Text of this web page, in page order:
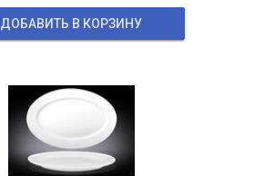
ДОБАВИТЬ В КОРЗИНУ